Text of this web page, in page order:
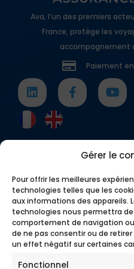
Gérer le
Pour offrir les meilleures
technologies telles que les
aux informations des appareils.
technologies nous permettra
comportement de navigation
de ne pas consentir ou de
un effet négatif sur certaines
Fonctionnel
Pourquoi
Card ?
Ce contrat, géré par un
conçu pour répondre
touristiques aux États-
pour une escapade à
Route 66 ou une visite
nationaux, l’AVA
idéal pour voyager
meilleurs contrats
touristique et partez à
Unis en toute sérénité.
maintenant sur AVA.fr !
Ava, l’un des premiers
France, protège les
accompagnement
Paiement